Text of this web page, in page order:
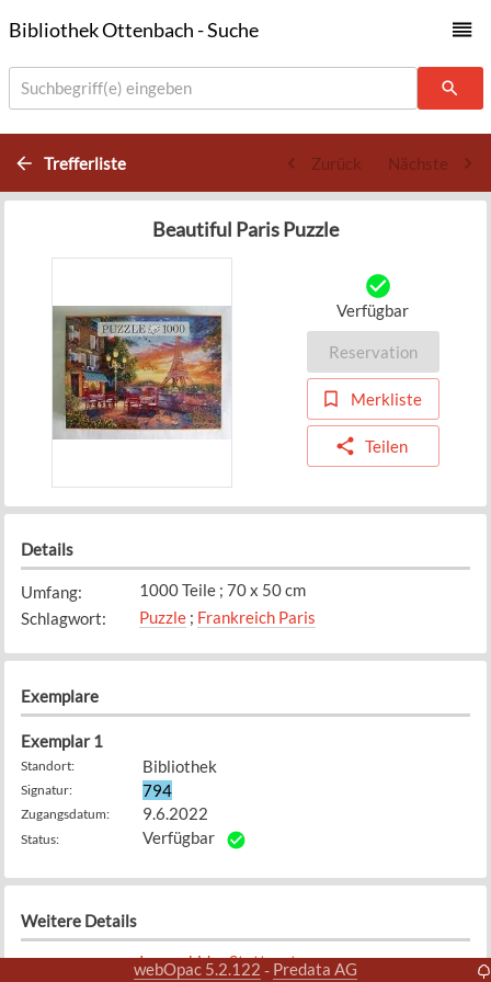
Bibliothek Ottenbach - Suche
Suchbegriff(e) eingeben
Trefferliste Zurück Nächste
Beautiful Paris Puzzle
Verfügbar
Reservation
Merkliste
Teilen
Details
Umfang:
1000 Teile ; 70 x 50 cm
Schlagwort: Puzzle; Frankreich Paris
Exemplare
Exemplar 1
Standort: Bibliothek
Signatur: 794
Zugangsdatum: 9.6.2022
Status: Verfügbar
Weitere Details
Verlag:
Innovakids : Stuttgart
webOpac 5.2.122 - Predata AG